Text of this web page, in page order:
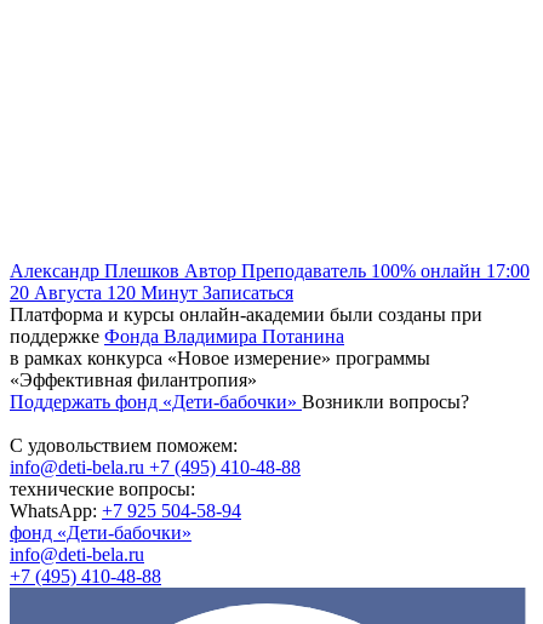
Александр Плешков Автор Преподаватель 100% онлайн 17:00
20 Августа 120 Минут Записаться
Платформа и курсы онлайн-академии были созданы при
поддержке Фонда Владимира Потанина
в рамках конкурса «Новое измерение» программы
«Эффективная филантропия»
Поддержать фонд «Дети-бабочки» Возникли вопросы?
С удовольствием поможем:
info@deti-bela.ru +7 (495) 410-48-88
технические вопросы:
WhatsApp: +7 925 504-58-94
фонд «Дети-бабочки»
info@deti-bela.ru
+7 (495) 410-48-88